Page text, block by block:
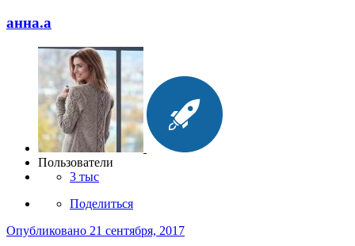
анна.a
Пользователи
3 тыс
Поделиться
Опубликовано 21 сентября, 2017